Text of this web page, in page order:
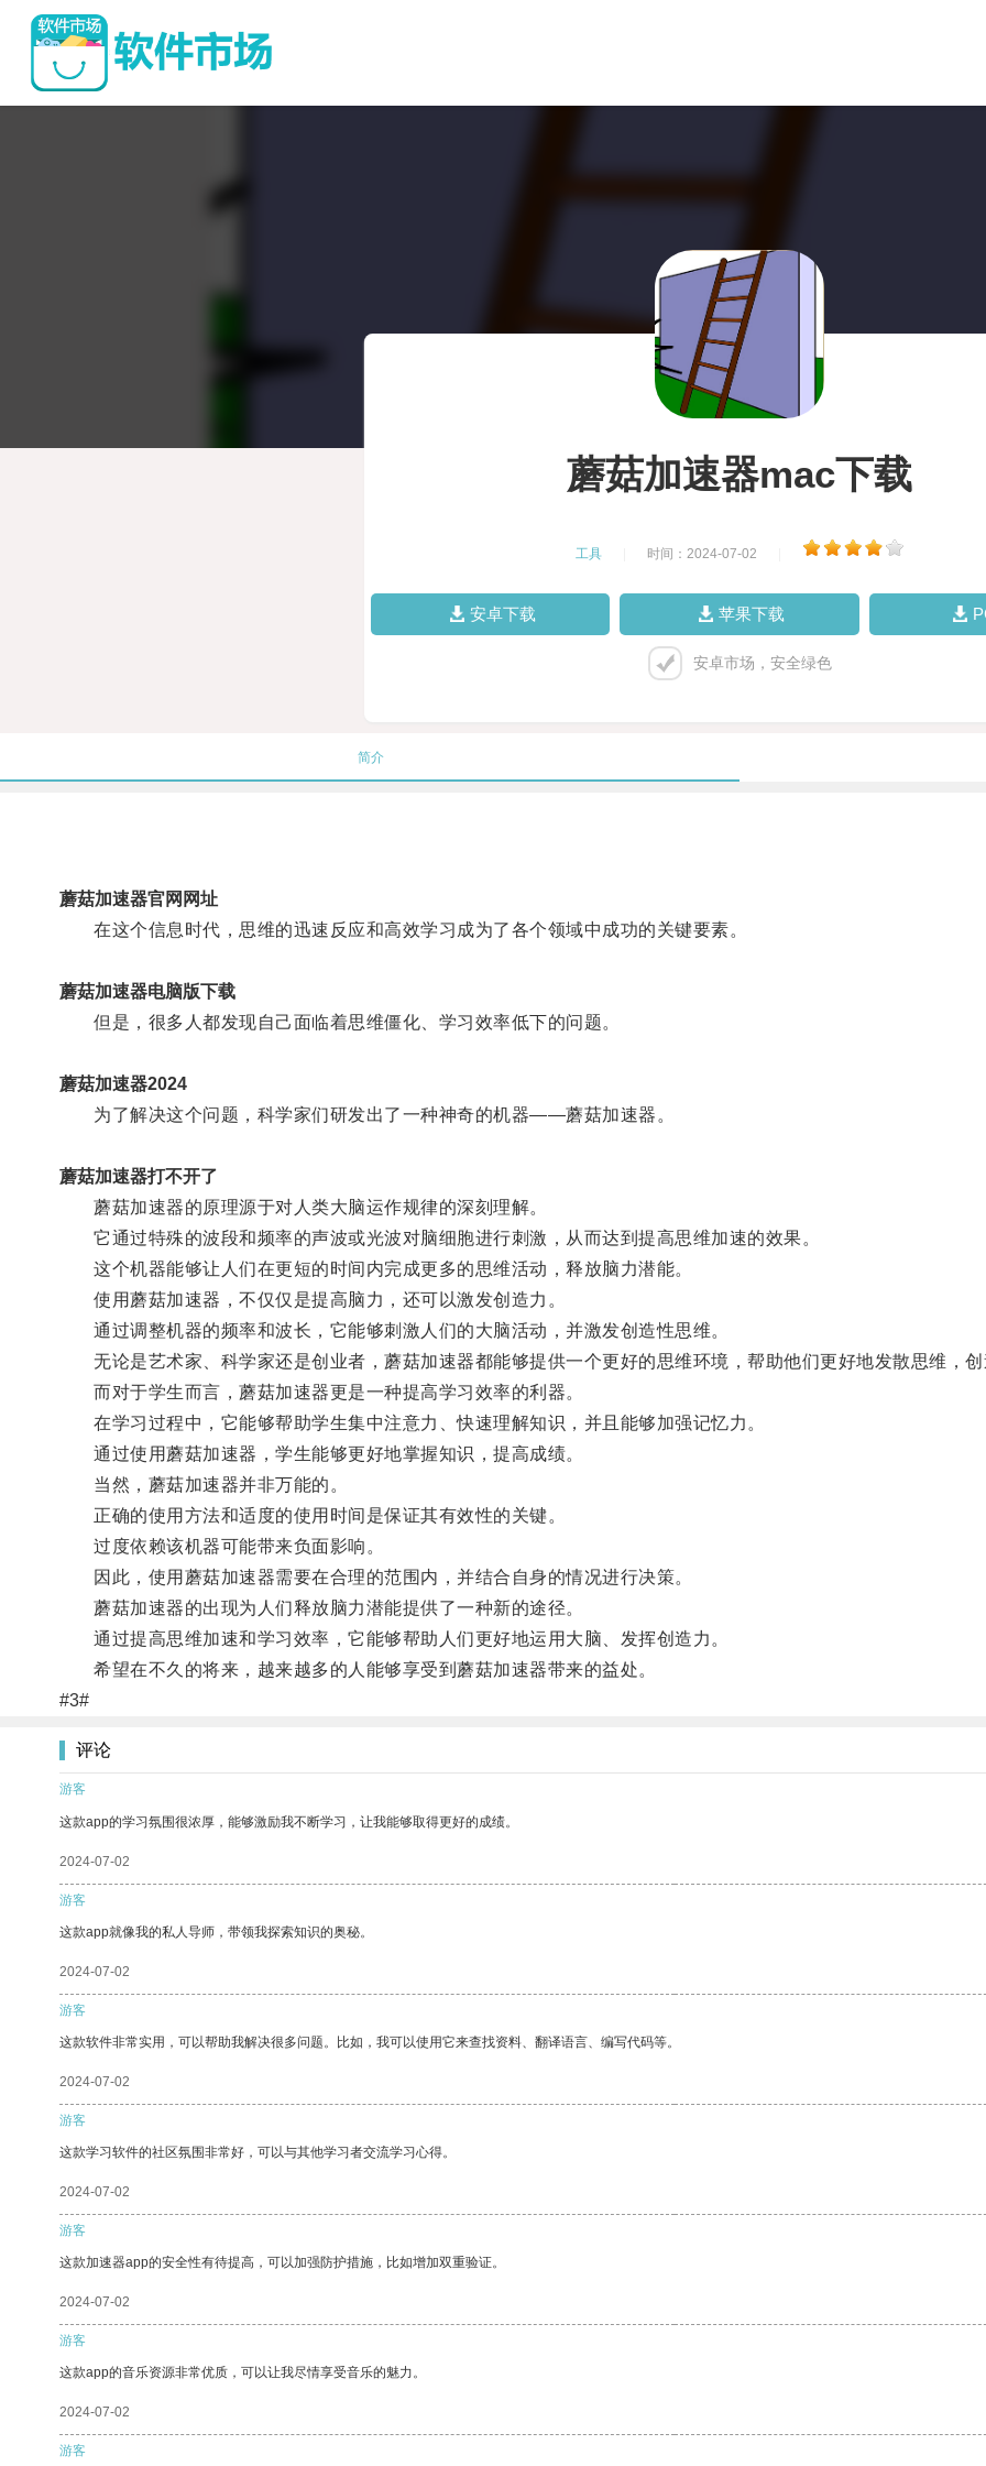
蘑菇加速器mac下载
工具 时间：2024-07-02
安卓下载 苹果下载
安卓市场，安全绿色
简介
蘑菇加速器官网网址
在这个信息时代，思维的迅速反应和高效学习成为了各个领域中成功的关键要素。
蘑菇加速器电脑版下载
但是，很多人都发现自己面临着思维僵化、学习效率低下的问题。
蘑菇加速器2024
为了解决这个问题，科学家们研发出了一种神奇的机器——蘑菇加速器。
蘑菇加速器打不开了
蘑菇加速器的原理源于对人类大脑运作规律的深刻理解。
它通过特殊的波段和频率的声波或光波对脑细胞进行刺激，从而达到提高思维加速的效果。
这个机器能够让人们在更短的时间内完成更多的思维活动，释放脑力潜能。
使用蘑菇加速器，不仅仅是提高脑力，还可以激发创造力。
通过调整机器的频率和波长，它能够刺激人们的大脑活动，并激发创造性思维。
无论是艺术家、科学家还是创业者，蘑菇加速器都能够提供一个更好的思维环境，帮助他们更好地发散思维，创
而对于学生而言，蘑菇加速器更是一种提高学习效率的利器。
在学习过程中，它能够帮助学生集中注意力、快速理解知识，并且能够加强记忆力。
通过使用蘑菇加速器，学生能够更好地掌握知识，提高成绩。
当然，蘑菇加速器并非万能的。
正确的使用方法和适度的使用时间是保证其有效性的关键。
过度依赖该机器可能带来负面影响。
因此，使用蘑菇加速器需要在合理的范围内，并结合自身的情况进行决策。
蘑菇加速器的出现为人们释放脑力潜能提供了一种新的途径。
通过提高思维加速和学习效率，它能够帮助人们更好地运用大脑、发挥创造力。
希望在不久的将来，越来越多的人能够享受到蘑菇加速器带来的益处。
#3#
评论
游客
这款app的学习氛围很浓厚，能够激励我不断学习，让我能够取得更好的成绩。
2024-07-02
游客
这款app就像我的私人导师，带领我探索知识的奥秘。
2024-07-02
游客
这款软件非常实用，可以帮助我解决很多问题。比如，我可以使用它来查找资料、翻译语言、编写代码等。
2024-07-02
游客
这款学习软件的社区氛围非常好，可以与其他学习者交流学习心得。
2024-07-02
游客
这款加速器app的安全性有待提高，可以加强防护措施，比如增加双重验证。
2024-07-02
游客
这款app的音乐资源非常优质，可以让我尽情享受音乐的魅力。
2024-07-02
游客